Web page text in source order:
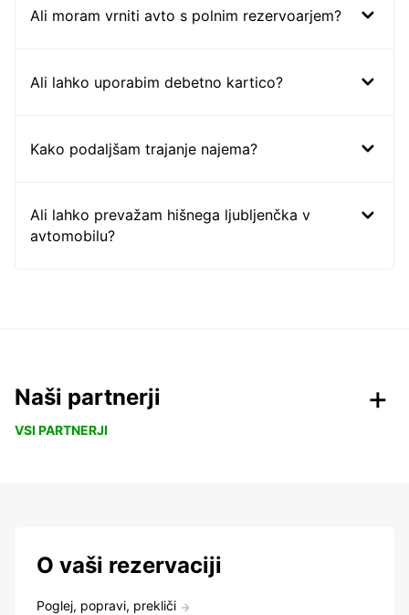
Ali moram vrniti avto s polnim rezervoarjem?
Ali lahko uporabim debetno kartico?
Kako podaljšam trajanje najema?
Ali lahko prevažam hišnega ljubljenčka v
avtomobilu?
Naši partnerji
VSI PARTNERJI
O vaši rezervaciji
Poglej, popravi, prekliči